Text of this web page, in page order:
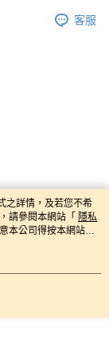
客服
之詳情，及若您不希
請參閱本網站「 隱私
本公司得按本網站使